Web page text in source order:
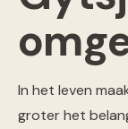
In het leven
groter het